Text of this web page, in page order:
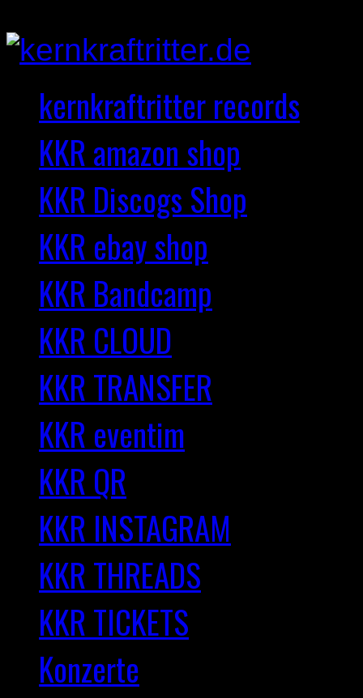
kernkraftritter records
KKR amazon shop
KKR Discogs Shop
KKR ebay shop
KKR Bandcamp
KKR CLOUD
KKR TRANSFER
KKR eventim
KKR QR
KKR INSTAGRAM
KKR THREADS
KKR TICKETS
Konzerte